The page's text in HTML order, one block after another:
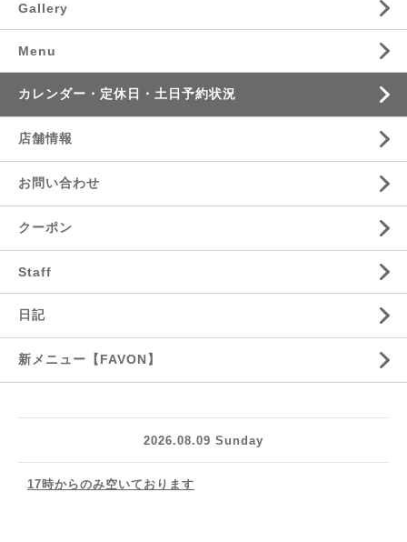
Gallery
Menu
カレンダー・定休日・土日予約状況
店舗情報
お問い合わせ
クーポン
Staff
日記
新メニュー【FAVON】
2026.08.09 Sunday
17時からのみ空いております